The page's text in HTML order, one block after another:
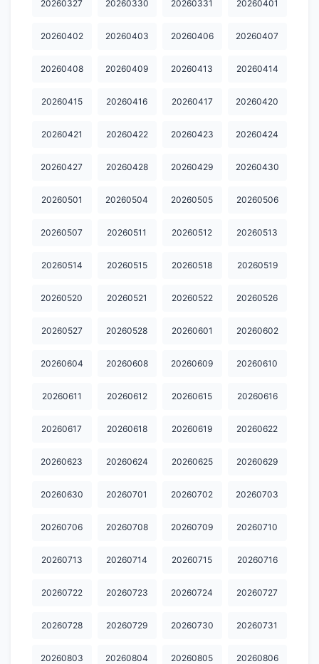
20260327 20260330 20260331 20260401
20260402 20260403 20260406 20260407
20260408 20260409 20260413 20260414
20260415 20260416 20260417 20260420
20260421 20260422 20260423 20260424
20260427 20260428 20260429 20260430
20260501 20260504 20260505 20260506
20260507 20260511 20260512 20260513
20260514 20260515 20260518 20260519
20260520 20260521 20260522 20260526
20260527 20260528 20260601 20260602
20260604 20260608 20260609 20260610
20260611 20260612 20260615 20260616
20260617 20260618 20260619 20260622
20260623 20260624 20260625 20260629
20260630 20260701 20260702 20260703
20260706 20260708 20260709 20260710
20260713 20260714 20260715 20260716
20260722 20260723 20260724 20260727
20260728 20260729 20260730 20260731
20260803 20260804 20260805 20260806